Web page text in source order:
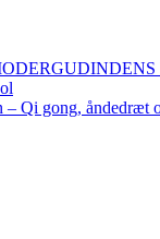
Qi gong, åndedræt